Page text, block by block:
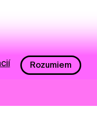
Rozumiem